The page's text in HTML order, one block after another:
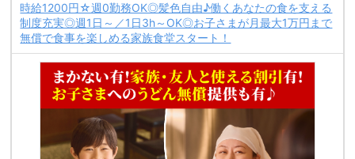
時給1200円☆週0勤務OK◎髪色自由♪働くあなたの食を支える
制度充実◎週1日～／1日3h～OK◎お子さまが月最大1万円まで
無償で食事を楽しめる家族食堂スタート！